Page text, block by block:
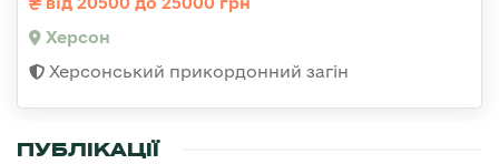
Херсон
Херсонський прикордонний загін
ПУБЛІКАЦІЇ